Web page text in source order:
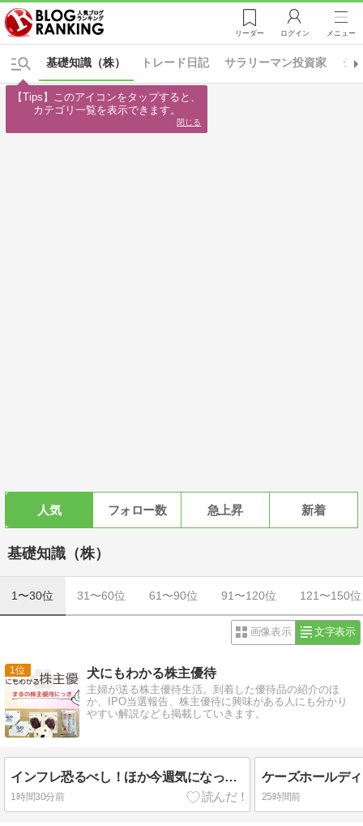
リーダー ログイン メニュー
トレード日記 サラリーマン投資家 シ
基礎知識（株）
人気 フォロー数 急上昇 新着
基礎知識（株）
1〜30位 31〜60位 61〜90位 91〜120位 121〜150位
画像表示 文字表示
1 犬にもわかる株主優待
主婦が送る株主優待生活。到着した優待品の紹介のほ
か、IPO当選報告、株主優待に興味がある人にも分かり
やすい解説なども掲載していきます。
インフレ恐るべし！ほか今週気になった優待系IR情報などまとめ
1時間30分前 25時間前
【Tips】このアイコンをタップすると、
カテゴリ一覧を表示できます。
閉じる